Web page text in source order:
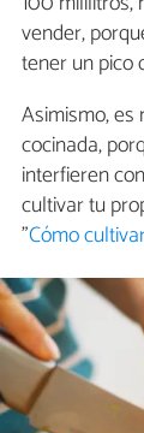
vender,
tener un pico
Asimismo,
cocinada,
interfieren
cultivar tu
"Cómo